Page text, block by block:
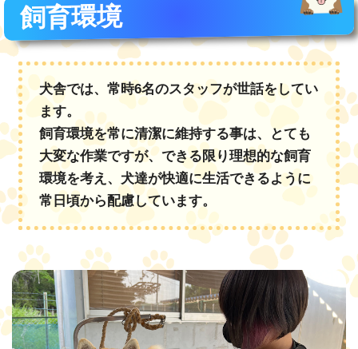
飼育環境
犬舎では、常時6名のスタッフが世話をしてい
ます。
飼育環境を常に清潔に維持する事は、とても
大変な作業ですが、できる限り理想的な飼育
環境を考え、犬達が快適に生活できるように
常日頃から配慮しています。